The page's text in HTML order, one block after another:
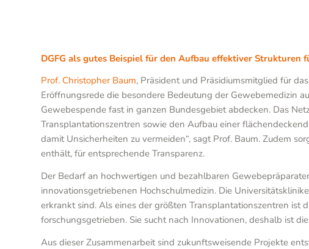
DGFG als gutes Beispiel für den Aufbau effektiver Strukturen
Prof. Christopher Baum, Präsident und Präsidiumsmitglied für
Eröffnungsrede die besondere Bedeutung der Gewebemedizin
Gewebespende fast in ganzen Bundesgebiet abdecken. Das
Transplantationszentren sowie den Aufbau einer
damit Unsicherheiten zu vermeiden“, sagt Prof. Baum. Zudem
enthält, für entsprechende Transparenz.
Der Bedarf an hochwertigen und bezahlbaren
innovationsgetriebenen Hochschulmedizin. Die
erkrankt sind. Als eines der größten Transplantationszentren
forschungsgetrieben. Sie sucht nach Innovationen, deshalb ist
Aus dieser Zusammenarbeit sind zukunftsweisende Projekte